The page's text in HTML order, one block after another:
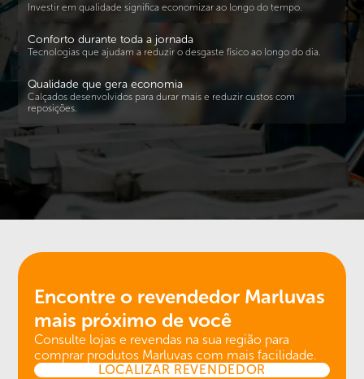
Investir em qualidade significa economizar ao longo do tempo.
Conforto durante toda a jornada
Tecnologias que ajudam a reduzir o desgaste físico ao longo do dia.
Qualidade que gera economia
Calçados desenvolvidos para durar mais e reduzir custos com
reposições.
Encontre o revendedor Marluvas
mais próximo de você
Consulte lojas e revendas na sua região para
comprar produtos Marluvas com mais facilidade.
LOCALIZAR REVENDEDOR